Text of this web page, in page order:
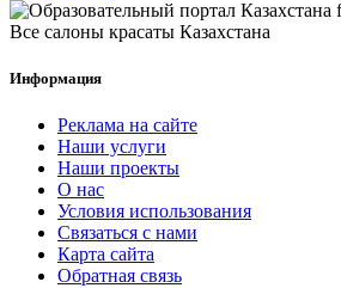
Все салоны красаты Казахстана
Информация
Реклама на сайте
Наши услуги
Наши проекты
О нас
Условия использования
Связаться с нами
Карта сайта
Обратная связь